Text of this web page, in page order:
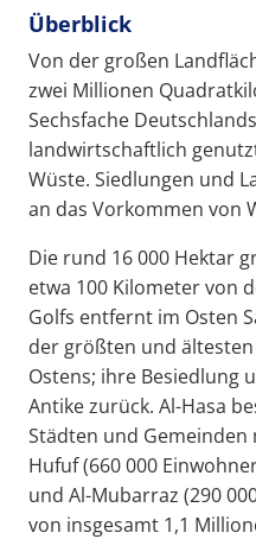
Überblick
Von der großen
zwei Millionen
Sechsfache
landwirtschaftlich
Wüste. Siedlungen und
an das Vorkommen von
Die rund 16 000 Hektar
etwa 100 Kilometer von
Golfs entfernt im Osten
der größten und
Ostens; ihre Besiedlung
Antike zurück. Al-Hasa
Städten und
Hufuf (660 000
und Al-Mubarraz (290
von insgesamt 1,1